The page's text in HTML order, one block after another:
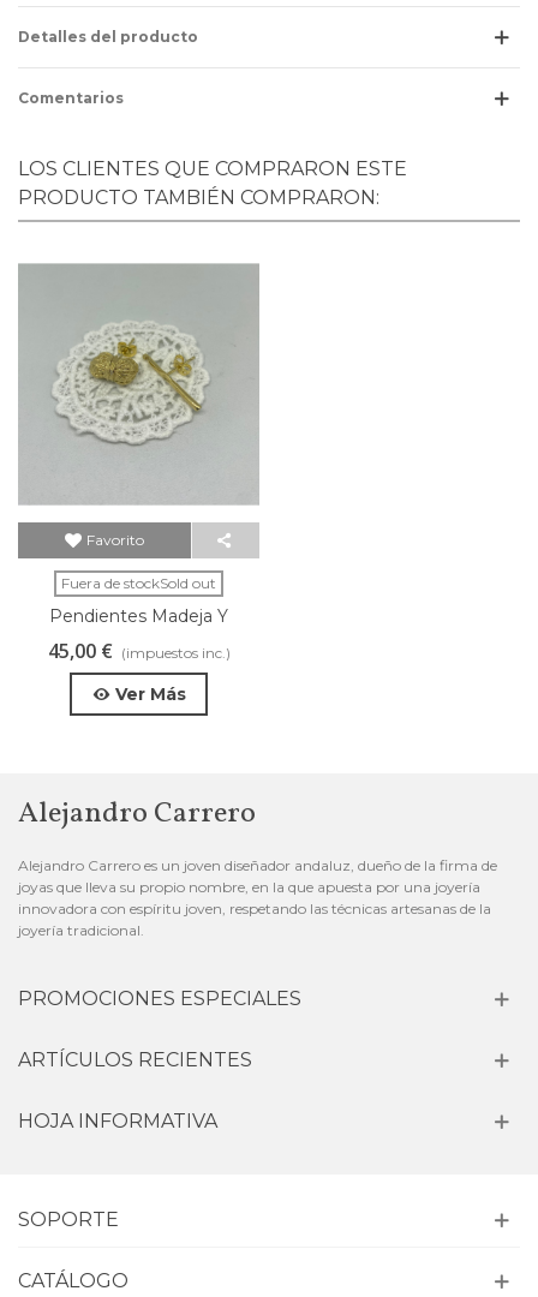
Detalles del producto
Comentarios
LOS CLIENTES QUE COMPRARON ESTE
PRODUCTO TAMBIÉN COMPRARON:
Favorito
Fuera de stockSold out
Pendientes Madeja Y
Aguja De Crochet
45,00 € (impuestos inc.)
Ver Más
Alejandro Carrero
Alejandro Carrero es un joven diseñador andaluz, dueño de la firma de
joyas que lleva su propio nombre, en la que apuesta por una joyería
innovadora con espíritu joven, respetando las técnicas artesanas de la
joyería tradicional.
PROMOCIONES ESPECIALES
ARTÍCULOS RECIENTES
HOJA INFORMATIVA
SOPORTE
CATÁLOGO